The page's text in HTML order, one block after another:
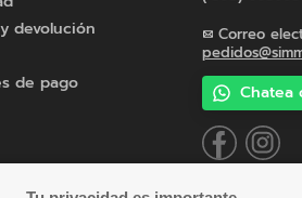
devolución
de pago
Correo
Chatea